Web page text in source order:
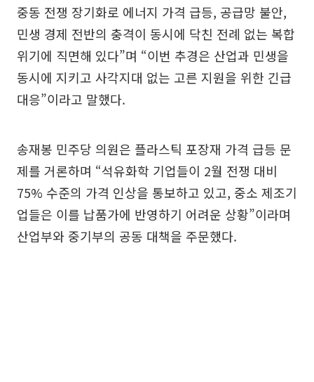
중동 전쟁 장기화로 에너지 가격 급등, 공급망 불안,
민생 경제 전반의 충격이 동시에 닥친 전례 없는 복합
위기에 직면해 있다”며 “이번 추경은 산업과 민생을
동시에 지키고 사각지대 없는 고른 지원을 위한 긴급
대응”이라고 말했다.
송재봉 민주당 의원은 플라스틱 포장재 가격 급등 문
제를 거론하며 “석유화학 기업들이 2월 전쟁 대비
75% 수준의 가격 인상을 통보하고 있고, 중소 제조기
업들은 이를 납품가에 반영하기 어려운 상황”이라며
산업부와 중기부의 공동 대책을 주문했다.